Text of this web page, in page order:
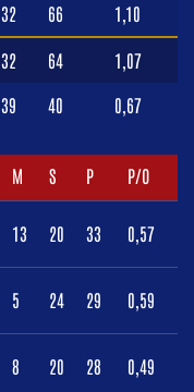
32 66 1,10
32 64 1,07
39 40 0,67
M S P P/O
13 20 33 0,57
5 24 29 0,59
8 20 28 0,49